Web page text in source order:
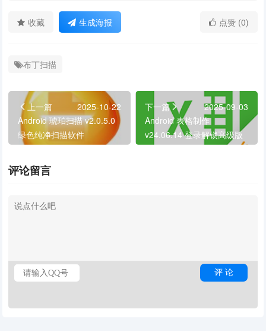
收藏 生成海报 点赞 (0)
布丁扫描
上一篇
2025-10-22
Android 琥珀扫描 v2.0.5.0
绿色纯净扫描软件
下一篇
2025-09-03
Android 表格制作
v24.06.14 登录解锁高级版
评论留言